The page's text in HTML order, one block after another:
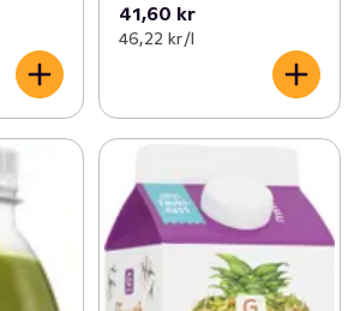
41,60 kr
46,22 kr /l